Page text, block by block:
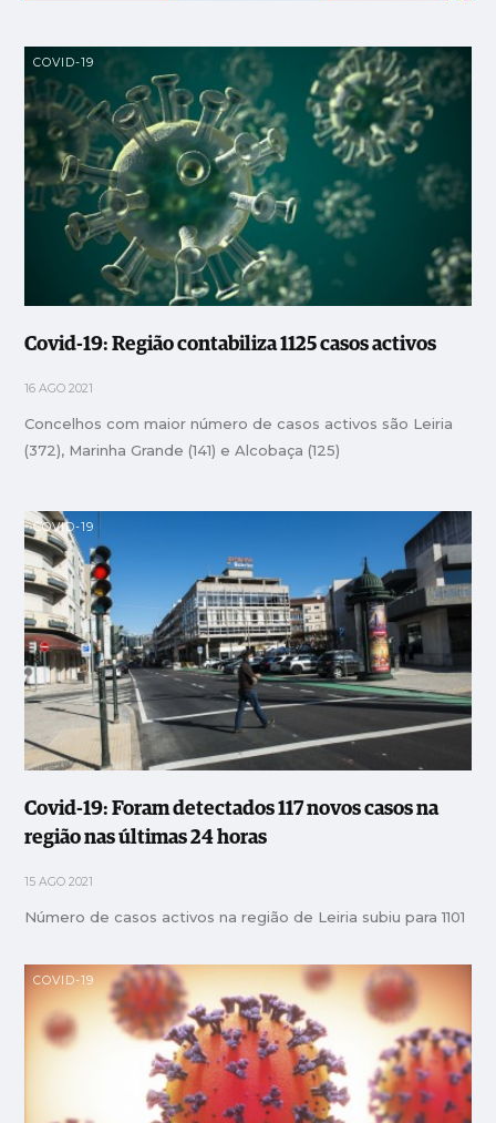
COVID-19
Covid-19: Região contabiliza 1125 casos activos
16 AGO 2021
Concelhos com maior número de casos activos são Leiria
(372), Marinha Grande (141) e Alcobaça (125)
COVID-19
Covid-19: Foram detectados 117 novos casos na
região nas últimas 24 horas
15 AGO 2021
Número de casos activos na região de Leiria subiu para 1101
COVID-19